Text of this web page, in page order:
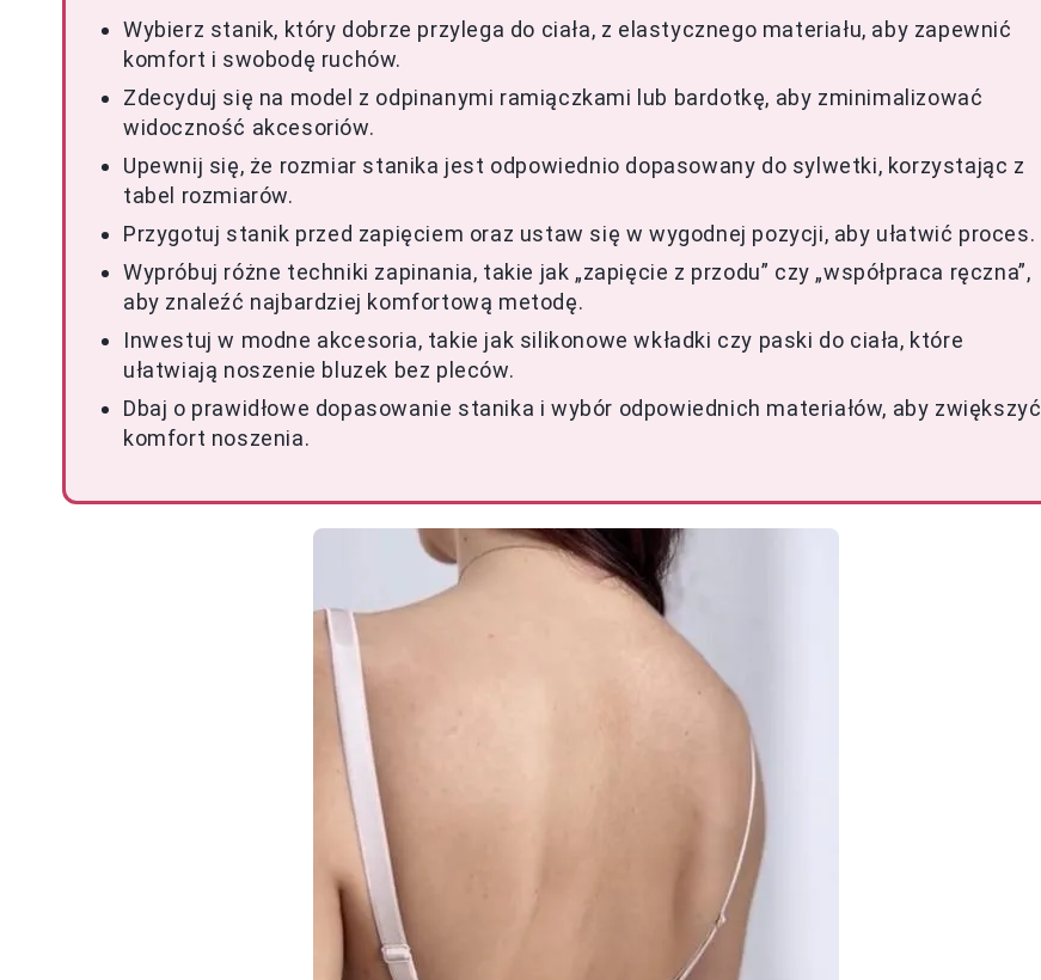
Wybierz stanik, który dobrze przylega do ciała, z elastycznego materiału, aby zapewnić
komfort i swobodę ruchów.
Zdecyduj się na model z odpinanymi ramiączkami lub bardotkę, aby zminimalizować
widoczność akcesoriów.
Upewnij się, że rozmiar stanika jest odpowiednio dopasowany do sylwetki, korzystając z
tabel rozmiarów.
Przygotuj stanik przed zapięciem oraz ustaw się w wygodnej pozycji, aby ułatwić proces.
Wypróbuj różne techniki zapinania, takie jak „zapięcie z przodu” czy „współpraca ręczna”,
aby znaleźć najbardziej komfortową metodę.
Inwestuj w modne akcesoria, takie jak silikonowe wkładki czy paski do ciała, które
ułatwiają noszenie bluzek bez pleców.
Dbaj o prawidłowe dopasowanie stanika i wybór odpowiednich materiałów, aby zwiększyć
komfort noszenia.